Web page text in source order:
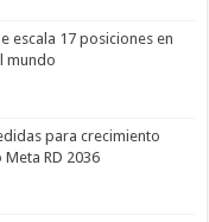
escala 17 posiciones en
mundo
para crecimiento
RD 2036